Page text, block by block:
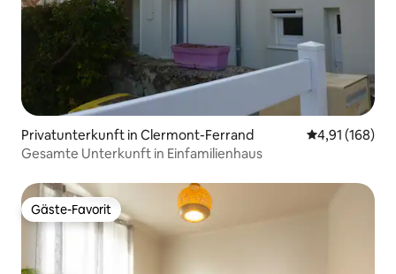
Privatunterkunft in Clermont-Ferrand
4,91 (168)
Gesamte Unterkunft in Einfamilienhaus
Gäste-Favorit
Gäste-Favorit